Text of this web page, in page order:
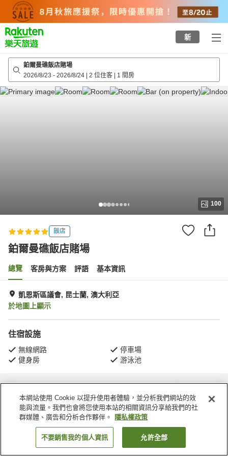
top
page
新
鉑爾曼礁飯店賭場
2026/8/23 - 2026/8/24 | 2 位住客 | 1 間房
100
飯店
鉑爾曼礁飯店賭場
總覽 客房與方案 評語 基本資訊
凱恩斯區議會, 昆士蘭, 澳大利亞
於地圖上顯示
住宿設施
無線網路
停車場
健身房
游泳池
首頁 澳大利亞 昆士蘭 凱恩斯區議會 鉑爾曼礁飯店賭場
找客房
本網站使用 Cookie 以提升使用者體驗，並分析我們網站的效
能與流量。我們也會將您使用本站的相關資訊分享給我們的社
群媒體、廣告和分析合作夥伴。
隱私權政策
不要銷售我的個人資訊 允許全部